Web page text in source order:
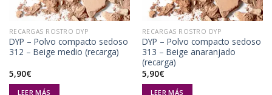
RECARGAS ROSTRO DYP
DYP – Polvo compacto sedoso
312 – Beige medio (recarga)
5,90€
LEER MÁS
RECARGAS ROSTRO DYP
DYP – Polvo compacto sedoso
313 – Beige anaranjado
(recarga)
5,90€
LEER MÁS